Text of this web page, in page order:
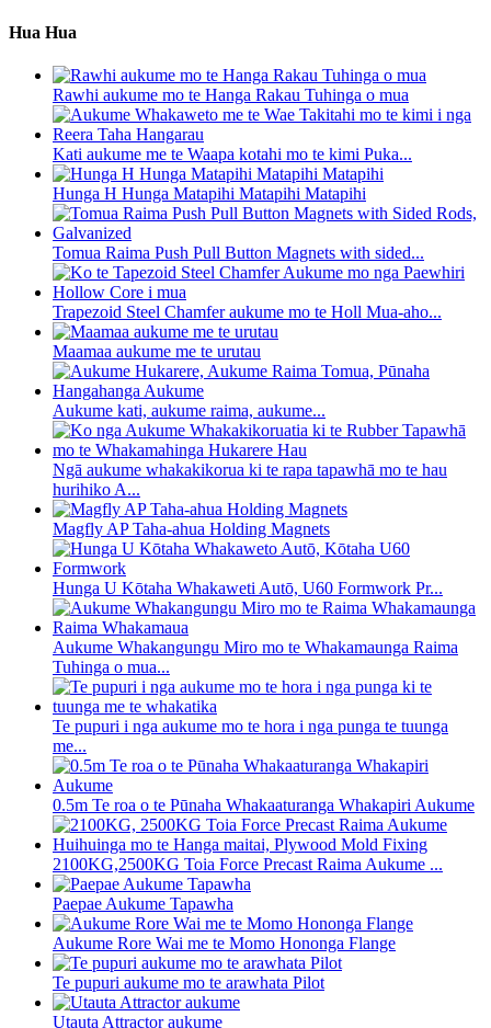
Hua Hua
Rawhi aukume mo te Hanga Rakau Tuhinga o mua
Kati aukume me te Waapa kotahi mo te kimi Puka...
Hunga H Hunga Matapihi Matapihi Matapihi
Tomua Raima Push Pull Button Magnets with sided...
Trapezoid Steel Chamfer aukume mo te Holl Mua-aho...
Maamaa aukume me te urutau
Aukume kati, aukume raima, aukume...
Ngā aukume whakakikorua ki te rapa tapawhā mo te hau
hurihiko A...
Magfly AP Taha-ahua Holding Magnets
Hunga U Kōtaha Whakaweti Autō, U60 Formwork Pr...
Aukume Whakangungu Miro mo te Whakamaunga Raima
Tuhinga o mua...
Te pupuri i nga aukume mo te hora i nga punga te tuunga
me...
0.5m Te roa o te Pūnaha Whakaaturanga Whakapiri Aukume
2100KG,2500KG Toia Force Precast Raima Aukume ...
Paepae Aukume Tapawha
Aukume Rore Wai me te Momo Hononga Flange
Te pupuri aukume mo te arawhata Pilot
Utauta Attractor aukume